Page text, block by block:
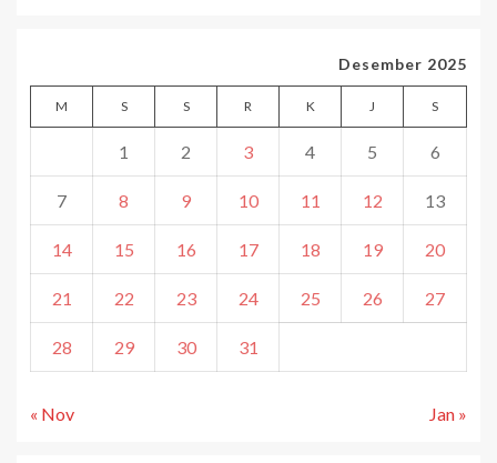
Desember 2025
M S S R K J S
1 2 3 4 5 6
7 8 9 10 11 12 13
14 15 16 17 18 19 20
21 22 23 24 25 26 27
28 29 30 31
« Nov Jan »